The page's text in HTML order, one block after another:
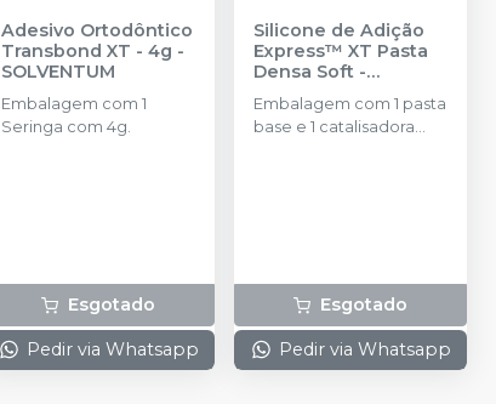
Adesivo Ortodôntico
Transbond XT - 4g -
SOLVENTUM
Embalagem com 1
Seringa com 4g.
Esgotado
Pedir via Whatsapp
Silicone de Adição
Express™ XT Pasta
Densa Soft -
Reposição
SOLVENTUM
Embalagem com 1 pasta
base e 1 catalisadora
Esgotado
Pedir via Whatsapp